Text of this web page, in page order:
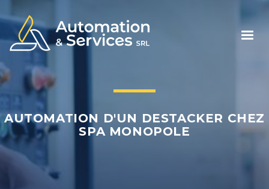
AUTOMATION D'UN DESTACKER CHEZ
SPA MONOPOLE